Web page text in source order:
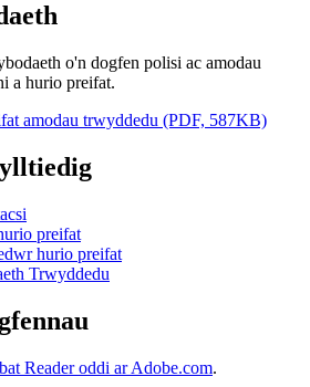
o'n dogfen polisi ac amodau
a hurio preifat.
amodau trwyddedu (PDF, 587KB)
preifat
hurio preifat
Trwyddedu
Reader oddi ar Adobe.com.